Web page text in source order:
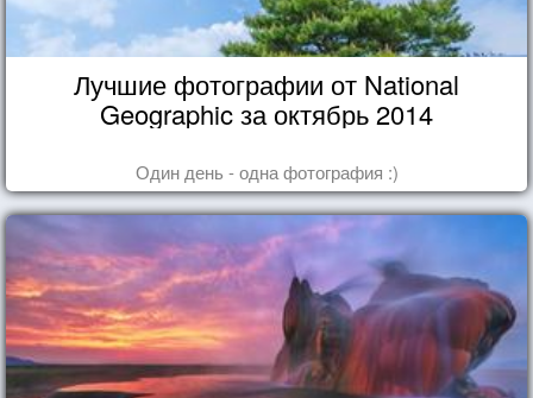
Лучшие фотографии от National
Geographic за октябрь 2014
Один день - одна фотография :)